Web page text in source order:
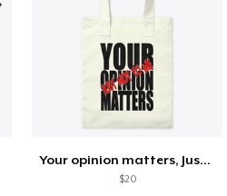
Your opinion matters, Just not to me!
$20